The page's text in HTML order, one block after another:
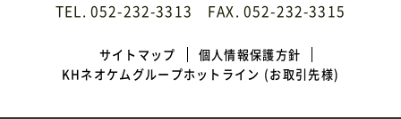
TEL. 052-232-3313 FAX. 052-232-3315
サイトマップ
個人情報保護方針
KHネオケムグループホットライン (お取引先様)